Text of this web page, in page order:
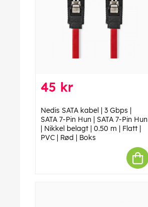
45 kr
Nedis SATA kabel | 3 Gbps |
SATA 7-Pin Hun | SATA 7-Pin Hun
| Nikkel belagt | 0.50 m | Flatt |
PVC | Rød | Boks